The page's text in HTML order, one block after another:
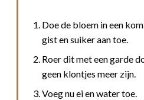
Doe de bloem in een
gist en suiker aan toe.
Roer dit met een garde
geen klontjes meer zijn.
Voeg nu ei en water toe.